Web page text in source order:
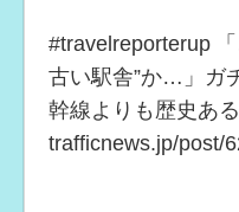
#travelreporterup
古い駅舎”か…」ガ
幹線よりも歴史あ
trafficnews.jp/post/